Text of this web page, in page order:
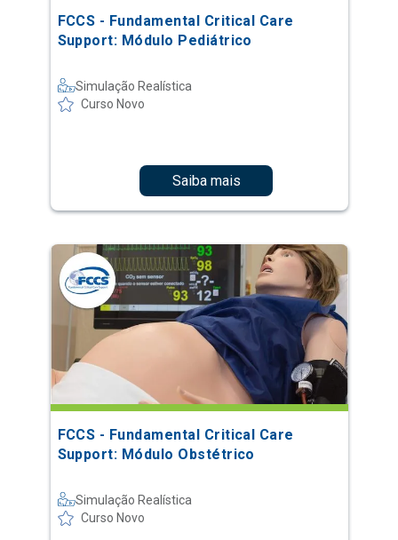
FCCS - Fundamental Critical Care
Support: Módulo Pediátrico
Simulação Realística
Curso Novo
Saiba mais
FCCS - Fundamental Critical Care
Support: Módulo Obstétrico
Simulação Realística
Curso Novo